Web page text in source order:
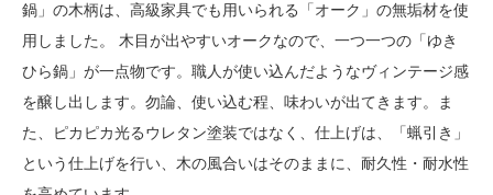
鍋」の木柄は、高級家具でも用いられる「オーク」の無垢材を使
用しました。 木目が出やすいオークなので、一つ一つの「ゆき
ひら鍋」が一点物です。職人が使い込んだようなヴィンテージ感
を醸し出します。勿論、使い込む程、味わいが出てきます。ま
た、ピカピカ光るウレタン塗装ではなく、仕上げは、「蝋引き」
という仕上げを行い、木の風合いはそのままに、耐久性・耐水性